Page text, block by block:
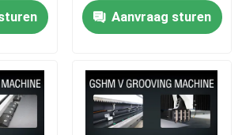
die Machine groeven
Machine groeven
Aanvraag sturen